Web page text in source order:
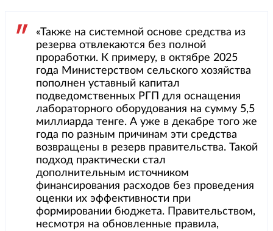
«Также на системной основе средства из
резерва отвлекаются без полной
проработки. К примеру, в октябре 2025
года Министерством сельского хозяйства
пополнен уставный капитал
подведомственных РГП для оснащения
лабораторного оборудования на сумму 5,5
миллиарда тенге. А уже в декабре того же
года по разным причинам эти средства
возвращены в резерв правительства. Такой
подход практически стал
дополнительным источником
финансирования расходов без проведения
оценки их эффективности при
формировании бюджета. Правительством,
несмотря на обновленные правила,